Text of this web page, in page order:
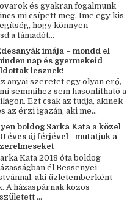
és gyakran fogalmunk
mi csípett meg. Íme egy kis
hogy könnyen
a támadót...
imája – mondd el
nap és gyermekeid
lesznek!
anyai szeretet egy olyan erő,
semmihez sem hasonlítható a
Ezt csak az tudja, akinek
az érzi igazán, aki me...
boldog Sarka Kata a közel
éves új férjével– mutatjuk a
Kata 2018 óta boldog
él Bessenyei
aki üzletemberként
A házaspárnak közös
...